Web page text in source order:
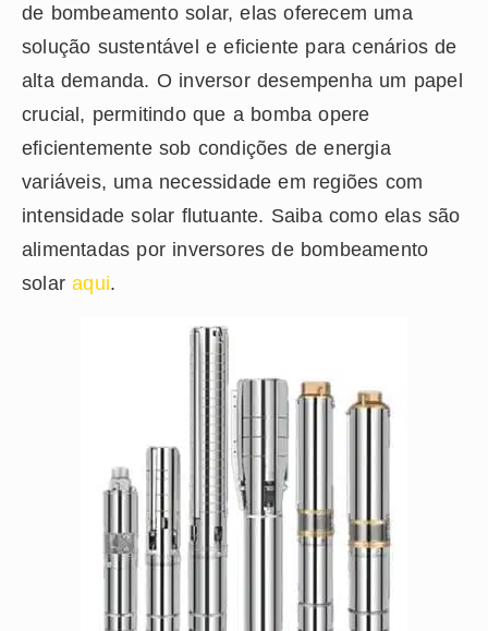
de bombeamento solar, elas oferecem uma
solução sustentável e eficiente para cenários de
alta demanda. O inversor desempenha um papel
crucial, permitindo que a bomba opere
eficientemente sob condições de energia
variáveis, uma necessidade em regiões com
intensidade solar flutuante. Saiba como elas são
alimentadas por inversores de bombeamento
solaraqui.